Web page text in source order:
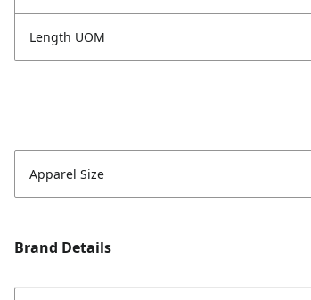
Length UOM
Apparel Size
Brand Details